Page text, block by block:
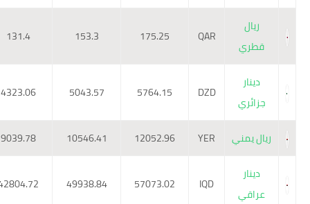
قطري
QAR
175.25
153.3
131.4
دينار
جزائري
DZD
5764.15
5043.57
4323.06
ريال يمني 12052.96
10546.41
9039.78
دينار
عراقي
57073.02
49938.84
42804.72